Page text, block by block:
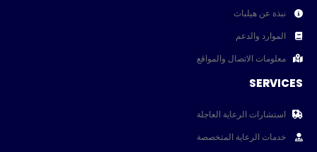
نبذة عن هيلباث
الموارد والدعم
معلومات الاتصال والمواقع
SERVICES
استشارات الرعاية العاجلة
خدمات الرعاية المتخصصة